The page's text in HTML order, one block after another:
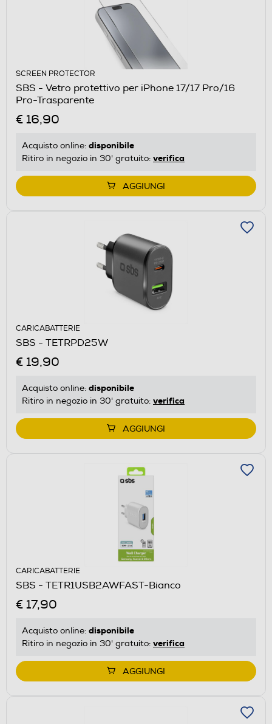
SCREEN PROTECTOR
SBS - Vetro protettivo per iPhone 17/17 Pro/16
Pro-Trasparente
€ 16,90
Acquisto online: disponibile
Ritiro in negozio in 30' gratuito: verifica
AGGIUNGI
CARICABATTERIE
SBS - TETRPD25W
€ 19,90
Acquisto online: disponibile
Ritiro in negozio in 30' gratuito: verifica
AGGIUNGI
CARICABATTERIE
SBS - TETR1USB2AWFAST-Bianco
€ 17,90
Acquisto online: disponibile
Ritiro in negozio in 30' gratuito: verifica
AGGIUNGI